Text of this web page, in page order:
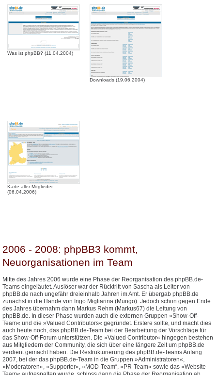
Was ist phpBB? (11.04.2004)
Downloads (19.06.2004)
Karte aller Mitglieder
(06.04.2006)
2006 - 2008: phpBB3 kommt,
Neuorganisationen im Team
Mitte des Jahres 2006 wurde eine Phase der Reorganisation des phpBB.de-
Teams eingeläutet. Auslöser war der Rücktritt von Sascha als Leiter von
phpBB.de nach ungefähr dreieinhalb Jahren im Amt. Er übergab phpBB.de
zunächst in die Hände von Ingo Migliarina (Mungo). Jedoch schon gegen Ende
des Jahres übernahm dann Markus Rehm (Markus67) die Leitung von
phpBB.de. In dieser Phase wurden auch die externen Gruppen »Show-Off-
Team« und die »Valued Contributors« gegründet. Erstere sollte, und macht dies
auch heute noch, das phpBB.de-Team bei der Bearbeitung der Vorschläge für
das Show-Off-Forum unterstützen. Die »Valued Contributor« hingegen bestehen
aus Mitgliedern der Community, die sich über eine längere Zeit um phpBB.de
verdient gemacht haben. Die Restrukturierung des phpBB.de-Teams Anfang
2007, bei der das phpBB.de-Team in die Gruppen »Administratoren«,
»Moderatoren«, »Supporter«, »MOD-Team“, »PR-Team« sowie das »Website-